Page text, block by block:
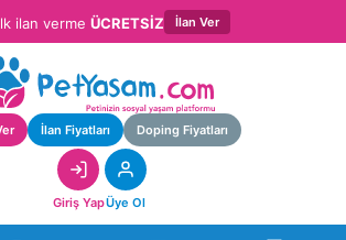
ilan verme ÜCRETSİZ İlan Ver
İlan Fiyatları Doping Fiyatları
Giriş YapÜye Ol